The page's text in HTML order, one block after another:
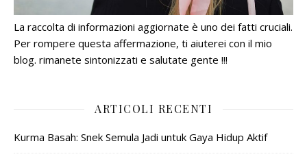
La raccolta di informazioni aggiornate è uno dei fatti cruciali.
Per rompere questa affermazione, ti aiuterei con il mio
blog. rimanete sintonizzati e salutate gente !!!
ARTICOLI RECENTI
Kurma Basah: Snek Semula Jadi untuk Gaya Hidup Aktif